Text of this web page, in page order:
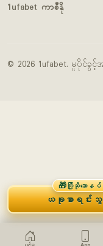
1ufabet ကာစီနို
© 2026 1ufabet. မူပိုင်ခွ
🎁ကြိုဆိုဘောန
ယခုစာရင်းသွ